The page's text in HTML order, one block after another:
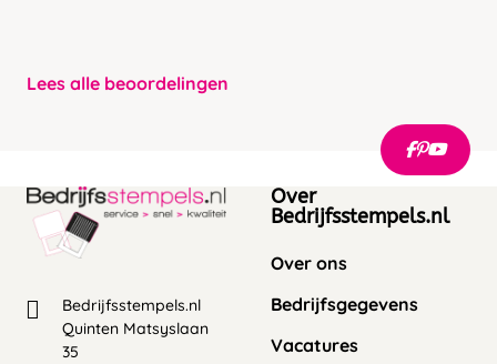
Lees alle beoordelingen
Bedrijfsstempels.nl
Quinten Matsyslaan
35
Over
Bedrijfsstempels.nl
Over ons
Bedrijfsgegevens
Vacatures